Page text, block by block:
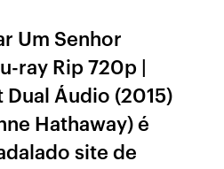
Um Senhor
ray Rip 720p |
Áudio (2015)
Hathaway) é
site de